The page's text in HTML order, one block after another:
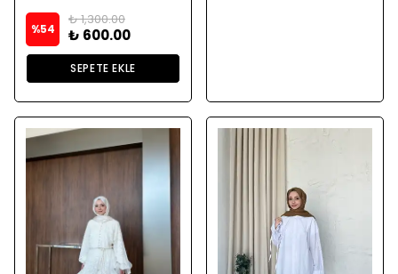
%54
₺ 1,300.00
₺ 600.00
SEPETE EKLE